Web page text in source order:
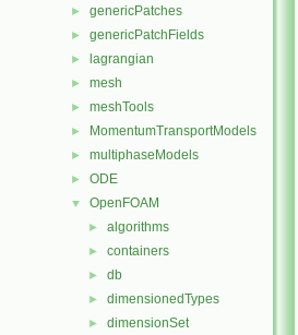
► genericPatches
► genericPatchFields
► lagrangian
► mesh
► meshTools
► MomentumTransportModels
► multiphaseModels
► ODE
▼ OpenFOAM
► algorithms
► containers
► db
► dimensionedTypes
► dimensionSet